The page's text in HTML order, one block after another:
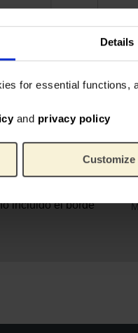
Details
for essential functions,
and privacy policy
Customize
Cráneo de
van Gogh. Es
pero
Los
dibujo para
incluido el borde